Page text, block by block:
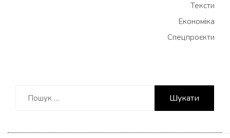
Тексти
Економіка
Спецпроєкти